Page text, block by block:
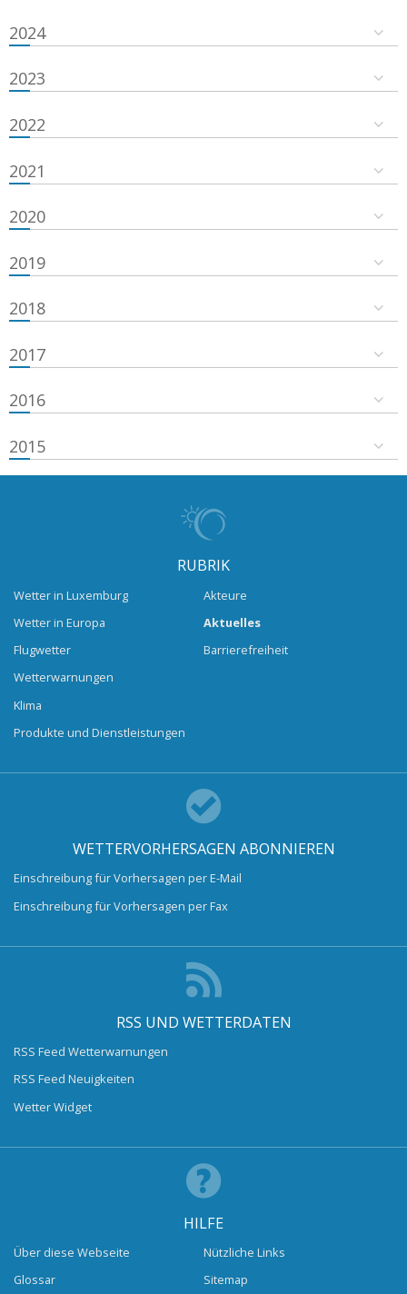
2024
2023
2022
2021
2020
2019
2018
2017
2016
2015
RUBRIK
Wetter in Luxemburg
Wetter in Europa
Flugwetter
Wetterwarnungen
Klima
Produkte und Dienstleistungen
Akteure
Aktuelles
Barrierefreiheit
WETTERVORHERSAGEN ABONNIEREN
Einschreibung für Vorhersagen per E-Mail
Einschreibung für Vorhersagen per Fax
RSS UND WETTERDATEN
RSS Feed Wetterwarnungen
RSS Feed Neuigkeiten
Wetter Widget
HILFE
Über diese Webseite
Glossar
Nützliche Links
Sitemap